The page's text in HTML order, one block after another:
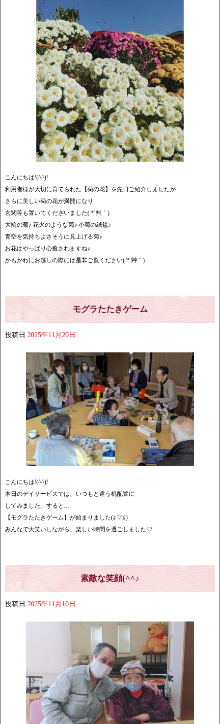
こんにちは!(^^)!
利用者様が大切に育てられた【菊の花】を先日ご紹介しましたが
さらに美しい菊の花が満開になり
玄関等も置いてくださいました( *´艸｀)
大輪の菊♪ 花火のような菊♪ 小菊の絨毯♪
青空を気持ちよさそうに見上げる菊♪
お花はやっぱり心癒されますね♪
かもがわにお越しの際には是非ご覧ください( *´艸｀)
モグラたたきゲーム
投稿日 2025年11月20日
こんにちは!(^^)!
本日のデイサービスでは、いつもと違う机配置に
してみました。すると…
【モグラたたきゲーム】が始まりました(≧▽≦)
みんなで大笑いしながら、楽しい時間を過ごしました♡
素敵な笑顔(^^♪
投稿日 2025年11月10日